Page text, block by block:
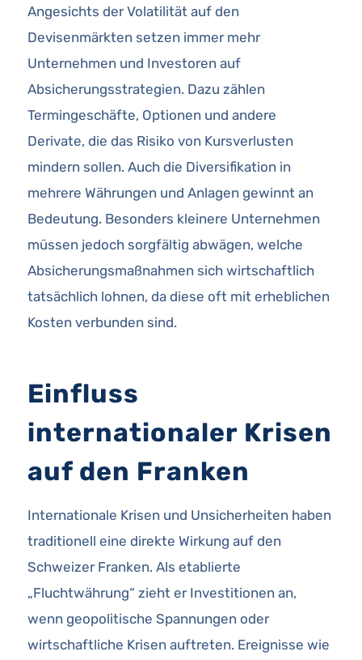
Angesichts der Volatilität auf den
Devisenmärkten setzen immer mehr
Unternehmen und Investoren auf
Absicherungsstrategien. Dazu zählen
Termingeschäfte, Optionen und andere
Derivate, die das Risiko von Kursverlusten
mindern sollen. Auch die Diversifikation in
mehrere Währungen und Anlagen gewinnt an
Bedeutung. Besonders kleinere Unternehmen
müssen jedoch sorgfältig abwägen, welche
Absicherungsmaßnahmen sich wirtschaftlich
tatsächlich lohnen, da diese oft mit erheblichen
Kosten verbunden sind.
Einfluss
internationaler Krisen
auf den Franken
Internationale Krisen und Unsicherheiten haben
traditionell eine direkte Wirkung auf den
Schweizer Franken. Als etablierte
„Fluchtwährung“ zieht er Investitionen an,
wenn geopolitische Spannungen oder
wirtschaftliche Krisen auftreten. Ereignisse wie